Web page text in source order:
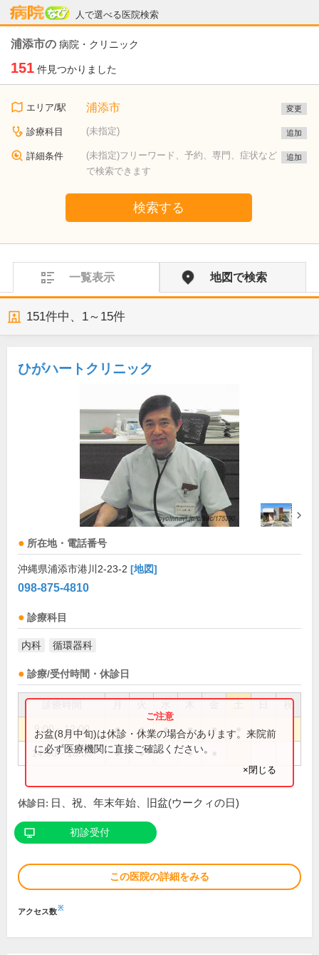
人で選べる医院検索
病院なび
浦添市の 病院・クリニック
151 件見つかりました
エリア/駅 浦添市 変更
診療科目 (未指定) 追加
詳細条件
(未指定)フリーワード、予約、専門、症状など
で検索できます
追加
検索する
一覧表示 地図で検索
151件中、 1～15件
ひがハートクリニック
所在地・電話番号
沖縄県浦添市港川2-23-2 [地図]
098-875-4810
診療科目
内科 循環器科
診療/受付時間・休診日
祝
9:00～12:00 ● ● ● ● ●
14:00～18:00 ● ● ●
お盆(8月中旬)は休診・休業の場合があります。来院前
に必ず医療機関に直接ご確認ください。
×閉じる
休診日: 日、祝、年末年始、旧盆(ウークィの日)
初診受付
この医院の詳細をみる
アクセス数※